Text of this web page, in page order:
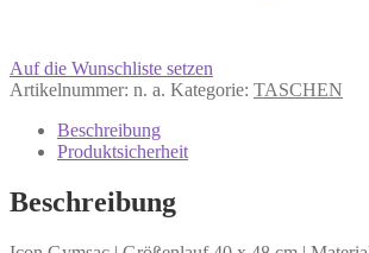
Auf die Wunschliste setzen
Artikelnummer: n. a. Kategorie: TASCHEN
Beschreibung
Produktsicherheit
Beschreibung